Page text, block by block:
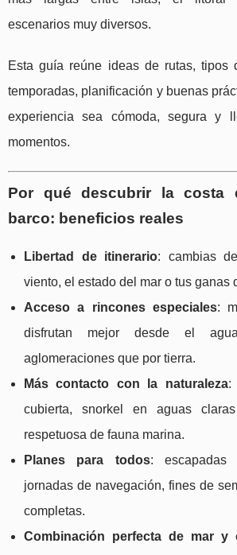
escenarios muy diversos.
Esta guía reúne ideas de rutas, tipos
temporadas, planificación y buenas
experiencia sea cómoda, segura y
momentos.
Por qué descubrir la costa
barco: beneficios reales
Libertad de itinerario: cambias
viento, el estado del mar o tus ganas
Acceso a rincones especiales:
disfrutan mejor desde el
aglomeraciones que por tierra.
Más contacto con la naturaleza:
cubierta, snorkel en aguas
respetuosa de fauna marina.
Planes para todos:
jornadas de navegación, fines de
completas.
Combinación perfecta de mar y